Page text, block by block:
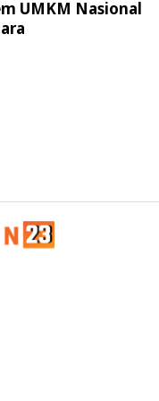
Masyarakat
UMKM Nasional